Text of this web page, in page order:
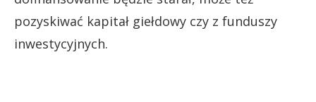
pozyskiwać kapitał giełdowy czy z funduszy
inwestycyjnych.